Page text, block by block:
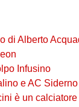
Alberto Acquadro:
Infusino
1911 insieme per la
è un